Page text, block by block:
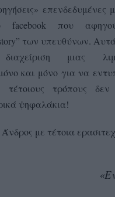
επενδεδυμένες
facebook που
” των υπευθύνων. Αυτά
διαχείριση μιας
και μόνο για να
τρόπους δεν
ψηφαλάκια!
με τέτοια